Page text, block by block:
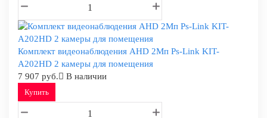
Комплект видеонаблюдения AHD 2Мп Ps-Link KIT-
A202HD 2 камеры для помещения
7 907 руб.
В наличии
Купить